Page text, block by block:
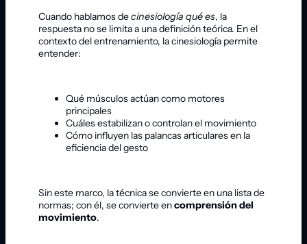
Cuando hablamos decinesiología qué es, la
respuesta no se limita a una definición teórica. En el
contexto del entrenamiento, la cinesiología permite
entender:
Qué músculos actúan como motores
principales
Cuáles estabilizan o controlan el movimiento
Cómo influyen las palancas articulares en la
eficiencia del gesto
Sin este marco, la técnica se convierte en una lista de
normas; con él, se convierte encomprensión del
movimiento.